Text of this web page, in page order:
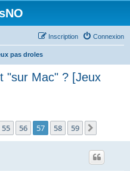
Connexion
Inscription
pas droles
"sur Mac" ? [Jeux
59
55 56 57 58 59